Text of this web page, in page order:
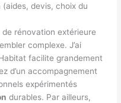
devis, choix du
rénovation extérieure
complexe. J’ai
facilite grandement
d’un accompagnement
expérimentés
durables. Par ailleurs,